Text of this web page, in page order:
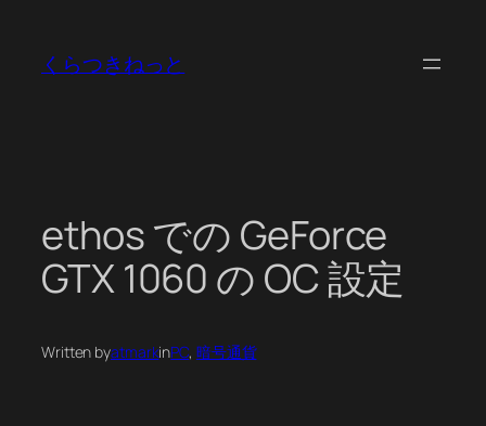
くらつきねっと
ethos での GeForce
GTX 1060 の OC 設定
Written byatmarkinPC, 暗号通貨